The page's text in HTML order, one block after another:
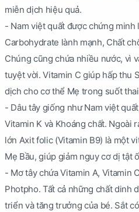
miễn dịch hiệu quả.
- Nam việt quất được chứng minh
Carbohydrate lành mạnh, Chất
Chúng cũng chứa nhiều nước, vì
tuyệt vời. Vitamin C giúp hấp thu
dịch cho cơ thể Mẹ trong suốt
- Dâu tây giống như Nam việt
Vitamin K và Khoáng chất. Ngoài
lớn Axit folic (Vitamin B9) là một
Mẹ Bầu, giúp giảm nguy cơ dị tật
- Mơ tây chứa Vitamin A, Vitamin
Photpho. Tất cả những chất dinh
triển và tăng trưởng của bé. Sắt